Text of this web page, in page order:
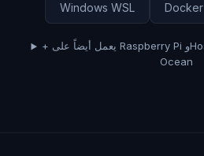
Windows WSL Docker
+ يعمل أيضاً على Raspberry Pi وHostinger وHetzner وDigital
Ocean